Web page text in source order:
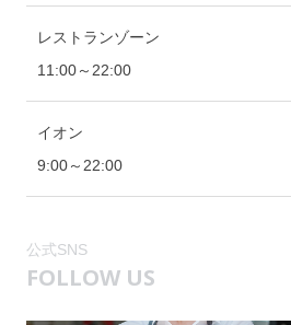
レストランゾーン
11:00～22:00
イオン
9:00～22:00
公式SNS
FOLLOW US